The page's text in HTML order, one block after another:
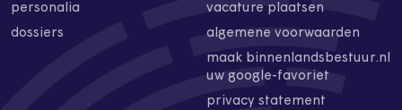
personalia
dossiers
vacature plaatsen
algemene voorwaarden
maak binnenlandsbestuur.nl
uw google-favoriet
privacy statement